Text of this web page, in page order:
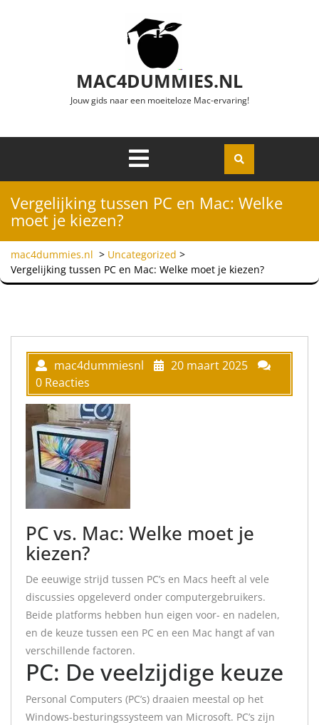
MAC4DUMMIES.NL
Jouw gids naar een moeiteloze Mac-ervaring!
Openen
Vergelijking tussen PC en Mac: Welke
moet je kiezen?
mac4dummies.nl > Uncategorized >
Vergelijking tussen PC en Mac: Welke moet je kiezen?
mac4dummiesnl
20 maart 2025
0 Reacties
PC vs. Mac: Welke moet je
kiezen?
De eeuwige strijd tussen PC’s en Macs heeft al vele
discussies opgeleverd onder computergebruikers.
Beide platforms hebben hun eigen voor- en nadelen,
en de keuze tussen een PC en een Mac hangt af van
verschillende factoren.
PC: De veelzijdige keuze
Personal Computers (PC’s) draaien meestal op het
Windows-besturingssysteem van Microsoft. PC’s zijn